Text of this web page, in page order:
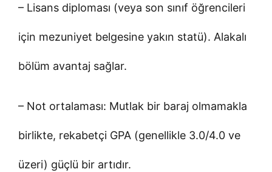
– Lisans diploması (veya son sınıf öğrencileri
için mezuniyet belgesine yakın statü). Alakalı
bölüm avantaj sağlar.
– Not ortalaması: Mutlak bir baraj olmamakla
birlikte, rekabetçi GPA (genellikle 3.0/4.0 ve
üzeri) güçlü bir artıdır.